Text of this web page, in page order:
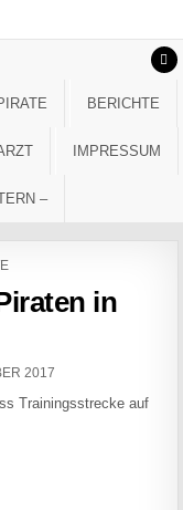
BERICHTE
IMPRESSUM
–
in
DATE:
2017
Trainingsstrecke auf